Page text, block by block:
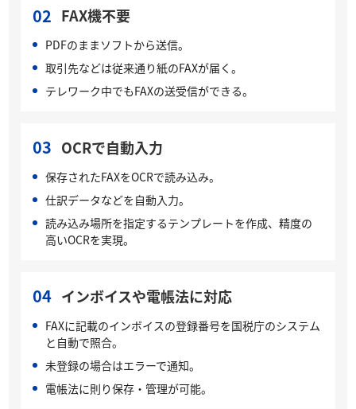
02 FAX機不要
PDFのままソフトから送信。
取引先などは従来通り紙のFAXが届く。
テレワーク中でもFAXの送受信ができる。
03 OCRで自動入力
保存されたFAXをOCRで読み込み。
仕訳データなどを自動入力。
読み込み場所を指定するテンプレートを作成、精度の
高いOCRを実現。
04 インボイスや電帳法に対応
FAXに記載のインボイスの登録番号を国税庁のシステム
と自動で照合。
未登録の場合はエラーで通知。
電帳法に則り保存・管理が可能。